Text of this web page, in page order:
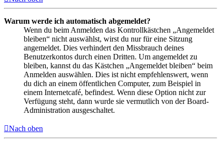
Warum werde ich automatisch abgemeldet?
Wenn du beim Anmelden das Kontrollkästchen „Angemeldet
bleiben“ nicht auswählst, wirst du nur für eine Sitzung
angemeldet. Dies verhindert den Missbrauch deines
Benutzerkontos durch einen Dritten. Um angemeldet zu
bleiben, kannst du das Kästchen „Angemeldet bleiben“ beim
Anmelden auswählen. Dies ist nicht empfehlenswert, wenn
du dich an einem öffentlichen Computer, zum Beispiel in
einem Internetcafé, befindest. Wenn diese Option nicht zur
Verfügung steht, dann wurde sie vermutlich von der Board-
Administration ausgeschaltet.
Nach oben